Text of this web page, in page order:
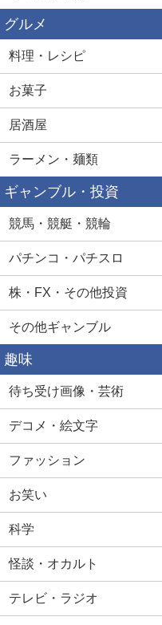
グルメ
料理・レシピ
お菓子
居酒屋
ラーメン・麺類
ギャンブル・投資
競馬・競艇・競輪
パチンコ・パチスロ
株・FX・その他投資
その他ギャンブル
趣味
待ち受け画像・芸術
デコメ・絵文字
ファッション
お笑い
科学
怪談・オカルト
テレビ・ラジオ